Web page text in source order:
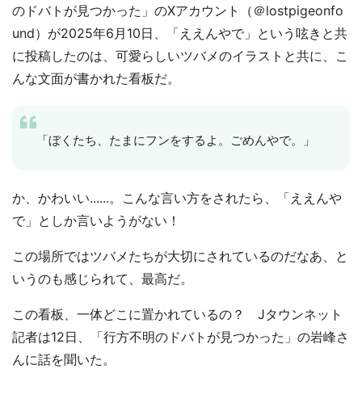
のドバトが見つかった」のXアカウント（＠lostpigeonfo
und）が2025年6月10日、「ええんやで」という呟きと共
に投稿したのは、可愛らしいツバメのイラストと共に、こ
んな文面が書かれた看板だ。
「ぼくたち、たまにフンをするよ。ごめんやで。」
か、かわいい......。こんな言い方をされたら、「ええんや
で」としか言いようがない！
この場所ではツバメたちが大切にされているのだなあ、と
いうのも感じられて、最高だ。
この看板、一体どこに置かれているの？ Jタウンネット
記者は12日、「行方不明のドバトが見つかった」の岩峰さ
んに話を聞いた。